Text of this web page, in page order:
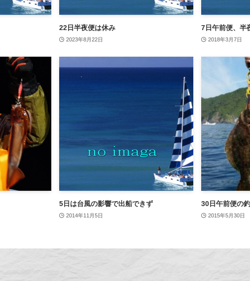
22日半夜便は休み
2023年8月22日
7日午前便、半
2018年3月7日
5日は台風の影響で出船できず
2014年11月5日
30日午前便の
2015年5月30日